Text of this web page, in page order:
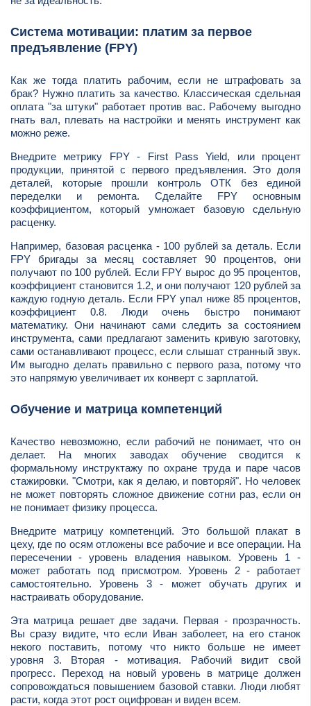
Система мотивации: платим за первое
предъявление (FPY)
Как же тогда платить рабочим, если не штрафовать за
брак? Нужно платить за качество. Классическая сдельная
оплата "за штуки" работает против вас. Рабочему выгодно
гнать вал, плевать на настройки и менять инструмент как
можно реже.
Внедрите метрику FPY - First Pass Yield, или процент
продукции, принятой с первого предъявления. Это доля
деталей, которые прошли контроль ОТК без единой
переделки и ремонта. Сделайте FPY основным
коэффициентом, который умножает базовую сдельную
расценку.
Например, базовая расценка - 100 рублей за деталь. Если
FPY бригады за месяц составляет 90 процентов, они
получают по 100 рублей. Если FPY вырос до 95 процентов,
коэффициент становится 1.2, и они получают 120 рублей за
каждую годную деталь. Если FPY упал ниже 85 процентов,
коэффициент 0.8. Люди очень быстро понимают
математику. Они начинают сами следить за состоянием
инструмента, сами предлагают заменить кривую заготовку,
сами останавливают процесс, если слышат странный звук.
Им выгодно делать правильно с первого раза, потому что
это напрямую увеличивает их конверт с зарплатой.
Обучение и матрица компетенций
Качество невозможно, если рабочий не понимает, что он
делает. На многих заводах обучение сводится к
формальному инструктажу по охране труда и паре часов
стажировки. "Смотри, как я делаю, и повторяй". Но человек
не может повторять сложное движение сотни раз, если он
не понимает физику процесса.
Внедрите матрицу компетенций. Это большой плакат в
цеху, где по осям отложены все рабочие и все операции. На
пересечении - уровень владения навыком. Уровень 1 -
может работать под присмотром. Уровень 2 - работает
самостоятельно. Уровень 3 - может обучать других и
настраивать оборудование.
Эта матрица решает две задачи. Первая - прозрачность.
Вы сразу видите, что если Иван заболеет, на его станок
некого поставить, потому что никто больше не имеет
уровня 3. Вторая - мотивация. Рабочий видит свой
прогресс. Переход на новый уровень в матрице должен
сопровождаться повышением базовой ставки. Люди любят
расти, когда этот рост оцифрован и виден всем.